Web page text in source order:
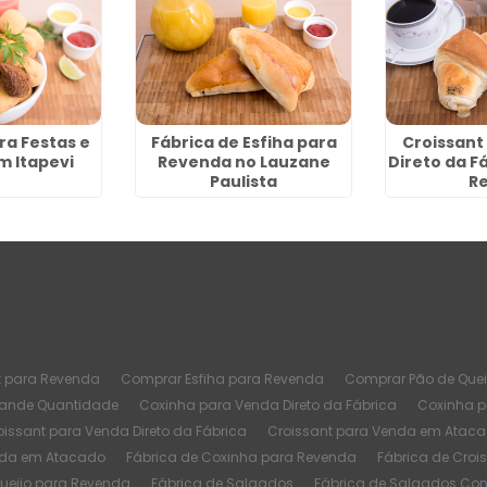
Festas e
Itapevi
Fábrica de Esfiha para
Revenda no Lauzane
Paulista
Direto da
Revenda Comprar Esfiha para Revenda Comprar Pão de
Quantidade Coxinha para Venda Direto da Fábrica
Coxinha
para Venda Direto da Fábrica Croissant para Venda em
em Atacado Fábrica de Coxinha para Revenda
Fábrica de
para Revenda Fábrica de Salgados Fábrica de Salgados